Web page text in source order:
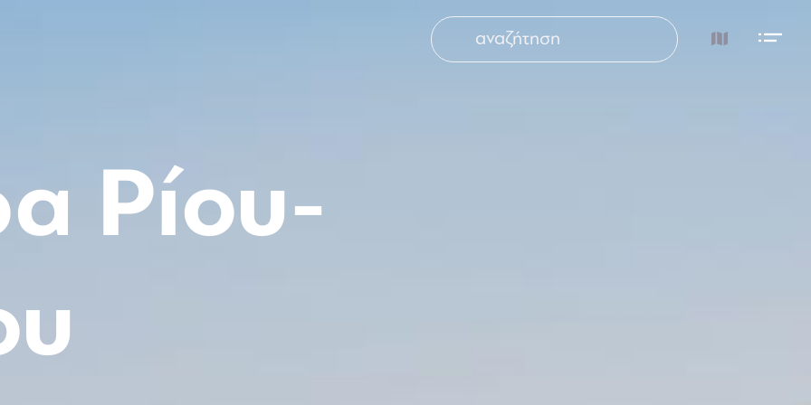
Ρίου-